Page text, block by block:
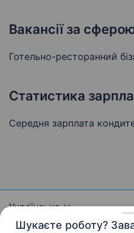
Шукаєте роботу?
Вакансії за
Готельно-ресторанний
Статистика
Середня зарплата
Українська